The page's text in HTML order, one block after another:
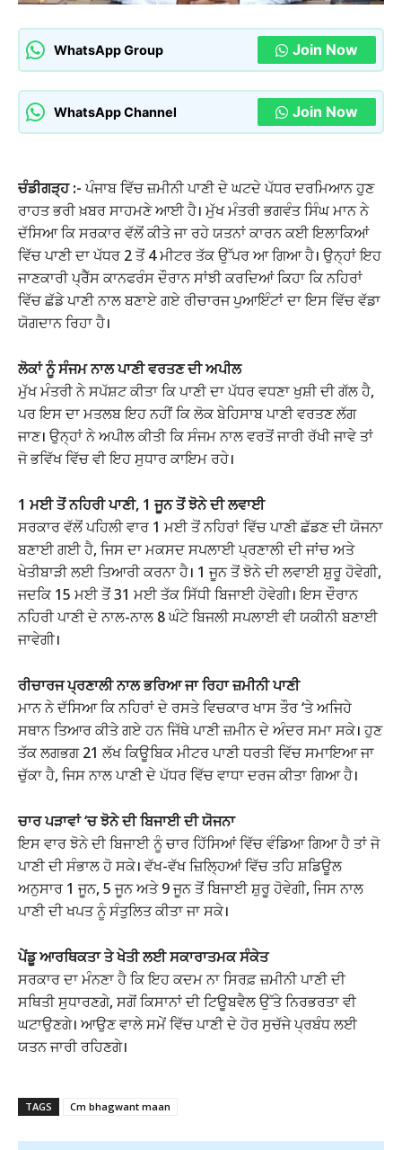
WhatsApp Group Join Now
WhatsApp Channel Join Now
ਚੰਡੀਗੜ੍ਹ :-ਪੰਜਾਬ ਵਿੱਚ ਜ਼ਮੀਨੀ ਪਾਣੀ ਦੇ ਘਟਦੇ ਪੱਧਰ ਦਰਮਿਆਨ ਹੁਣ
ਰਾਹਤ ਭਰੀ ਖ਼ਬਰ ਸਾਹਮਣੇ ਆਈ ਹੈ। ਮੁੱਖ ਮੰਤਰੀ ਭਗਵੰਤ ਸਿੰਘ ਮਾਨ ਨੇ
ਦੱਸਿਆ ਕਿ ਸਰਕਾਰ ਵੱਲੋਂ ਕੀਤੇ ਜਾ ਰਹੇ ਯਤਨਾਂ ਕਾਰਨ ਕਈ ਇਲਾਕਿਆਂ
ਵਿੱਚ ਪਾਣੀ ਦਾ ਪੱਧਰ 2 ਤੋਂ 4 ਮੀਟਰ ਤੱਕ ਉੱਪਰ ਆ ਗਿਆ ਹੈ। ਉਨ੍ਹਾਂ ਇਹ
ਜਾਣਕਾਰੀ ਪ੍ਰੈੱਸ ਕਾਨਫਰੰਸ ਦੌਰਾਨ ਸਾਂਝੀ ਕਰਦਿਆਂ ਕਿਹਾ ਕਿ ਨਹਿਰਾਂ
ਵਿੱਚ ਛੱਡੇ ਪਾਣੀ ਨਾਲ ਬਣਾਏ ਗਏ ਰੀਚਾਰਜ ਪੁਆਇੰਟਾਂ ਦਾ ਇਸ ਵਿੱਚ ਵੱਡਾ
ਯੋਗਦਾਨ ਰਿਹਾ ਹੈ।
ਲੋਕਾਂ ਨੂੰ ਸੰਜਮ ਨਾਲ ਪਾਣੀ ਵਰਤਣ ਦੀ ਅਪੀਲ
ਮੁੱਖ ਮੰਤਰੀ ਨੇ ਸਪੱਸ਼ਟ ਕੀਤਾ ਕਿ ਪਾਣੀ ਦਾ ਪੱਧਰ ਵਧਣਾ ਖੁਸ਼ੀ ਦੀ ਗੱਲ ਹੈ,
ਪਰ ਇਸ ਦਾ ਮਤਲਬ ਇਹ ਨਹੀਂ ਕਿ ਲੋਕ ਬੇਹਿਸਾਬ ਪਾਣੀ ਵਰਤਣ ਲੱਗ
ਜਾਣ। ਉਨ੍ਹਾਂ ਨੇ ਅਪੀਲ ਕੀਤੀ ਕਿ ਸੰਜਮ ਨਾਲ ਵਰਤੋਂ ਜਾਰੀ ਰੱਖੀ ਜਾਵੇ ਤਾਂ
ਜੋ ਭਵਿੱਖ ਵਿੱਚ ਵੀ ਇਹ ਸੁਧਾਰ ਕਾਇਮ ਰਹੇ।
1 ਮਈ ਤੋਂ ਨਹਿਰੀ ਪਾਣੀ, 1 ਜੂਨ ਤੋਂ ਝੋਨੇ ਦੀ ਲਵਾਈ
ਸਰਕਾਰ ਵੱਲੋਂ ਪਹਿਲੀ ਵਾਰ 1 ਮਈ ਤੋਂ ਨਹਿਰਾਂ ਵਿੱਚ ਪਾਣੀ ਛੱਡਣ ਦੀ ਯੋਜਨਾ
ਬਣਾਈ ਗਈ ਹੈ, ਜਿਸ ਦਾ ਮਕਸਦ ਸਪਲਾਈ ਪ੍ਰਣਾਲੀ ਦੀ ਜਾਂਚ ਅਤੇ
ਖੇਤੀਬਾੜੀ ਲਈ ਤਿਆਰੀ ਕਰਨਾ ਹੈ। 1 ਜੂਨ ਤੋਂ ਝੋਨੇ ਦੀ ਲਵਾਈ ਸ਼ੁਰੂ ਹੋਵੇਗੀ,
ਜਦਕਿ 15 ਮਈ ਤੋਂ 31 ਮਈ ਤੱਕ ਸਿੱਧੀ ਬਿਜਾਈ ਹੋਵੇਗੀ। ਇਸ ਦੌਰਾਨ
ਨਹਿਰੀ ਪਾਣੀ ਦੇ ਨਾਲ-ਨਾਲ 8 ਘੰਟੇ ਬਿਜਲੀ ਸਪਲਾਈ ਵੀ ਯਕੀਨੀ ਬਣਾਈ
ਜਾਵੇਗੀ।
ਰੀਚਾਰਜ ਪ੍ਰਣਾਲੀ ਨਾਲ ਭਰਿਆ ਜਾ ਰਿਹਾ ਜ਼ਮੀਨੀ ਪਾਣੀ
ਮਾਨ ਨੇ ਦੱਸਿਆ ਕਿ ਨਹਿਰਾਂ ਦੇ ਰਸਤੇ ਵਿਚਕਾਰ ਖਾਸ ਤੌਰ ‘ਤੇ ਅਜਿਹੇ
ਸਥਾਨ ਤਿਆਰ ਕੀਤੇ ਗਏ ਹਨ ਜਿੱਥੇ ਪਾਣੀ ਜ਼ਮੀਨ ਦੇ ਅੰਦਰ ਸਮਾ ਸਕੇ। ਹੁਣ
ਤੱਕ ਲਗਭਗ 21 ਲੱਖ ਕਿਊਬਿਕ ਮੀਟਰ ਪਾਣੀ ਧਰਤੀ ਵਿੱਚ ਸਮਾਇਆ ਜਾ
ਚੁੱਕਾ ਹੈ, ਜਿਸ ਨਾਲ ਪਾਣੀ ਦੇ ਪੱਧਰ ਵਿੱਚ ਵਾਧਾ ਦਰਜ ਕੀਤਾ ਗਿਆ ਹੈ।
ਚਾਰ ਪੜਾਵਾਂ ‘ਚ ਝੋਨੇ ਦੀ ਬਿਜਾਈ ਦੀ ਯੋਜਨਾ
ਇਸ ਵਾਰ ਝੋਨੇ ਦੀ ਬਿਜਾਈ ਨੂੰ ਚਾਰ ਹਿੱਸਿਆਂ ਵਿੱਚ ਵੰਡਿਆ ਗਿਆ ਹੈ ਤਾਂ ਜੋ
ਪਾਣੀ ਦੀ ਸੰਭਾਲ ਹੋ ਸਕੇ। ਵੱਖ-ਵੱਖ ਜ਼ਿਲ੍ਹਿਆਂ ਵਿੱਚ ਤਹਿ ਸ਼ਡਿਊਲ
ਅਨੁਸਾਰ 1 ਜੂਨ, 5 ਜੂਨ ਅਤੇ 9 ਜੂਨ ਤੋਂ ਬਿਜਾਈ ਸ਼ੁਰੂ ਹੋਵੇਗੀ, ਜਿਸ ਨਾਲ
ਪਾਣੀ ਦੀ ਖਪਤ ਨੂੰ ਸੰਤੁਲਿਤ ਕੀਤਾ ਜਾ ਸਕੇ।
ਪੇਂਡੂ ਆਰਥਿਕਤਾ ਤੇ ਖੇਤੀ ਲਈ ਸਕਾਰਾਤਮਕ ਸੰਕੇਤ
ਸਰਕਾਰ ਦਾ ਮੰਨਣਾ ਹੈ ਕਿ ਇਹ ਕਦਮ ਨਾ ਸਿਰਫ਼ ਜ਼ਮੀਨੀ ਪਾਣੀ ਦੀ
ਸਥਿਤੀ ਸੁਧਾਰਣਗੇ, ਸਗੋਂ ਕਿਸਾਨਾਂ ਦੀ ਟਿਊਬਵੈਲ ਉੱਤੇ ਨਿਰਭਰਤਾ ਵੀ
ਘਟਾਉਣਗੇ। ਆਉਣ ਵਾਲੇ ਸਮੇਂ ਵਿੱਚ ਪਾਣੀ ਦੇ ਹੋਰ ਸੁਚੱਜੇ ਪ੍ਰਬੰਧ ਲਈ
ਯਤਨ ਜਾਰੀ ਰਹਿਣਗੇ।
TAGS Cm bhagwant maan